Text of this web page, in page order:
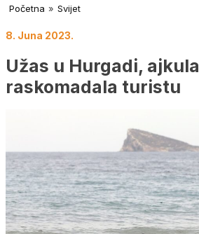
Početna » Svijet
8. Juna 2023.
Užas u Hurgadi, ajkula
raskomadala turistu